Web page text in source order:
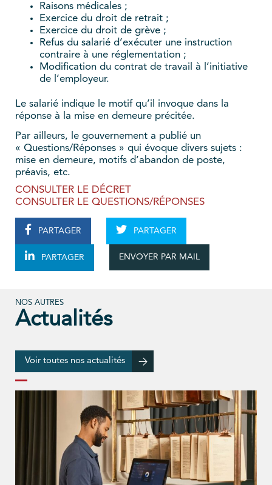
Raisons médicales ;
Exercice du droit de retrait ;
Exercice du droit de grève ;
Refus du salarié d’exécuter une instruction
contraire à une réglementation ;
Modification du contrat de travail à l’initiative
de l’employeur.
Le salarié indique le motif qu’il invoque dans la
réponse à la mise en demeure précitée.
Par ailleurs, le gouvernement a publié un
« Questions/Réponses » qui évoque divers sujets :
mise en demeure, motifs d’abandon de poste,
préavis, etc.
CONSULTER LE DÉCRET
CONSULTER LE QUESTIONS/RÉPONSES
PARTAGER PARTAGER
PARTAGER ENVOYER PAR MAIL
NOS AUTRES
Actualités
Voir toutes nos actualités